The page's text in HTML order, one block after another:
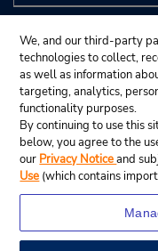
We, and our third-party
technologies to collect,
as well as information
targeting, analytics,
functionality purposes.
By continuing to use this
below, you agree to the
our Privacy Noticeand
Use (which contains